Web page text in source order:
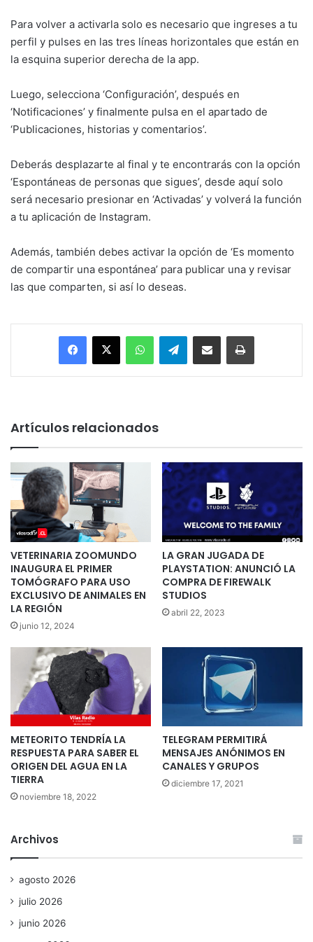
Para volver a activarla solo es necesario que ingreses a tu
perfil y pulses en las tres líneas horizontales que están en
la esquina superior derecha de la app.
Luego, selecciona ‘Configuración’, después en
‘Notificaciones’ y finalmente pulsa en el apartado de
‘Publicaciones, historias y comentarios’.
Deberás desplazarte al final y te encontrarás con la opción
‘Espontáneas de personas que sigues’, desde aquí solo
será necesario presionar en ‘Activadas’ y volverá la función
a tu aplicación de Instagram.
Además, también debes activar la opción de ‘Es momento
de compartir una espontánea’ para publicar una y revisar
las que comparten, si así lo deseas.
Facebook
X WhatsAppTelegramEnviar vía email Imprimir
Artículos relacionados
VETERINARIA ZOOMUNDO
INAUGURA EL PRIMER
TOMÓGRAFO PARA USO
EXCLUSIVO DE ANIMALES EN
LA REGIÓN
junio 12, 2024
LA GRAN JUGADA DE
PLAYSTATION: ANUNCIÓ LA
COMPRA DE FIREWALK
STUDIOS
abril 22, 2023
METEORITO TENDRÍA LA
RESPUESTA PARA SABER EL
ORIGEN DEL AGUA EN LA
TIERRA
noviembre 18, 2022
TELEGRAM PERMITIRÁ
MENSAJES ANÓNIMOS EN
CANALES Y GRUPOS
diciembre 17, 2021
Archivos
agosto 2026
julio 2026
junio 2026